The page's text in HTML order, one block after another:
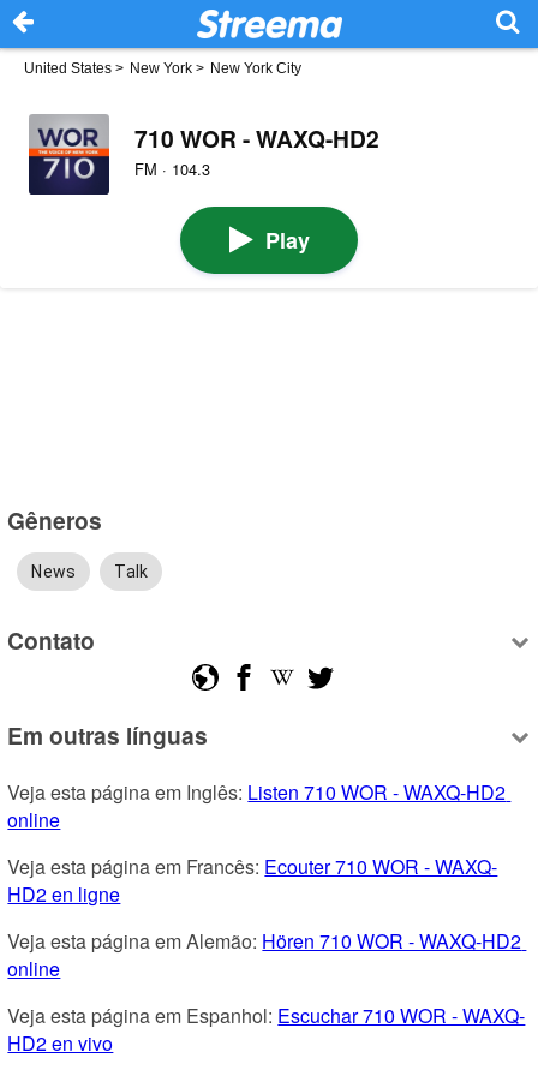
United States > New York > New York City
710 WOR - WAXQ-HD2
FM · 104.3
Play
Gêneros
News Talk
Contato
Em outras línguas
Veja esta página em Inglês: Listen 710 WOR - WAXQ-HD2
online
Veja esta página em Francês: Ecouter 710 WOR - WAXQ-
HD2 en ligne
Veja esta página em Alemão: Hören 710 WOR - WAXQ-HD2
online
Veja esta página em Espanhol: Escuchar 710 WOR - WAXQ-
HD2 en vivo